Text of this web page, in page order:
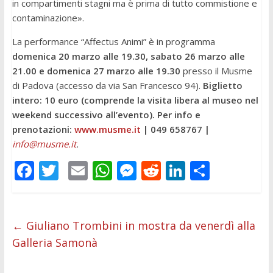
in compartimenti stagni ma è prima di tutto commistione e
contaminazione».
La performance “Affectus Animi” è in programma
domenica 20 marzo alle 19.30, sabato 26 marzo alle
21.00 e domenica 27 marzo alle 19.30 presso il Musme
di Padova (accesso da via San Francesco 94). Biglietto
intero: 10 euro (comprende la visita libera al museo nel
weekend successivo all’evento). Per info e
prenotazioni: www.musme.it | 049 658767 |
info@musme.it.
F
b
o
T
er
E
l
W
s
M
e
R
di
Li
e
C
di
← Giuliano Trombini in mostra da venerdì alla
Galleria Samonà